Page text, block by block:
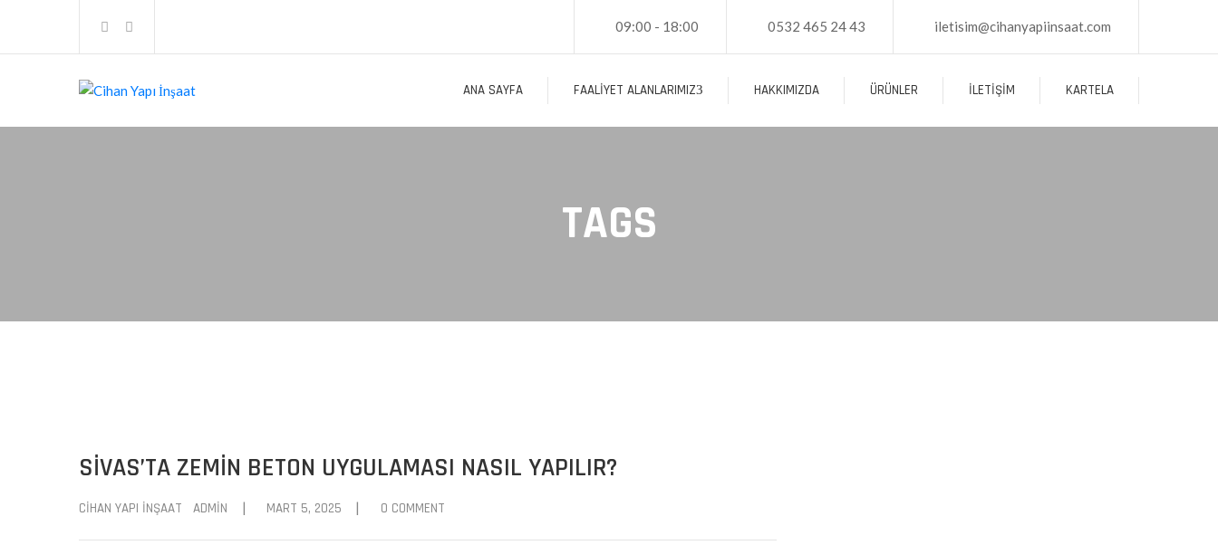
09:00 - 18:00 0532 465 24 43 iletisim@cihanyapiinsaat.com
ANA SAYFA FAALIYET ALANLARIMIZ HAKKIMIZDA ÜRÜNLER İLETIŞIM KARTELA
TAGS
SIVAS’TA ZEMIN BETON UYGULAMASI NASIL YAPILIR?
CIHAN YAPI İNŞAAT ADMIN | MART 5, 2025 | 0 COMMENT